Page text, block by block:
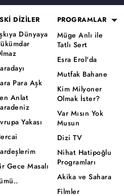
DİZİLER
Dünyaya
Para Aşk
Anlat
Yakası
Gece Masalı
PROGRAMLAR
Müge Anlı ile
Tatlı Sert
Esra Erol'da
Mutfak Bahane
Kim Milyoner
Olmak İster?
Var Mısın Yok
Musun
Dizi TV
Nihat Hatipoğlu
Programları
Akika ve Sahara
Filmler